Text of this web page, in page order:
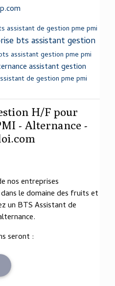
assistant de gestion pme pmi
bts assistant gestion
assistant gestion pme pmi
assistant gestion
de gestion pme pmi
H/F pour
- Alternance -
nos entreprises
le domaine des fruits et
un BTS Assistant de
seront :